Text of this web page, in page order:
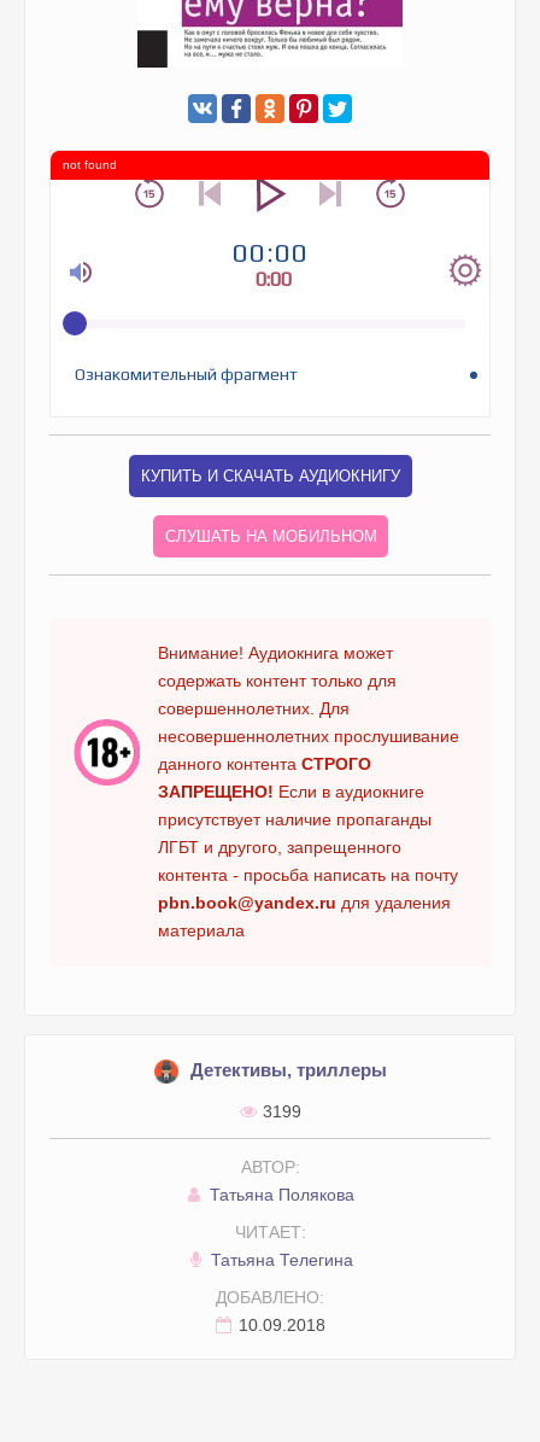
00:00
0:00
Ознакомительный фрагмент
not found
КУПИТЬ И СКАЧАТЬ АУДИОКНИГУ
СЛУШАТЬ НА МОБИЛЬНОМ
Внимание! Аудиокнига может
содержать контент только для
совершеннолетних. Для
несовершеннолетних прослушивание
данного контента СТРОГО
ЗАПРЕЩЕНО! Если в аудиокниге
присутствует наличие пропаганды
ЛГБТ и другого, запрещенного
контента - просьба написать на почту
pbn.book@yandex.ru для удаления
материала
Детективы, триллеры
3199
АВТОР:
Татьяна Полякова
ЧИТАЕТ:
Татьяна Телегина
ДОБАВЛЕНО:
10.09.2018